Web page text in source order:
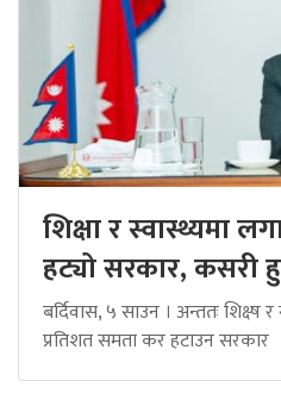
शिक्षा र स्वास्थ्यमा
हट्यो सरकार, कसरी
बर्दिवास, ५ साउन । अन्ततः शिक्ष्ष
प्रतिशत समता कर हटाउन सरकार